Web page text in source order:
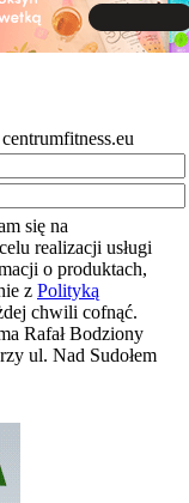
się na
realizacji usługi
o produktach,
z Polityką
chwili cofnąć.
Rafał Bodziony
ul. Nad Sudołem